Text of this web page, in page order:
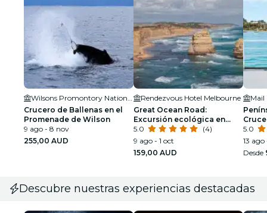
Crucero de Ballenas en el
Promenade de Wilson
9 ago - 8 nov
255,00 AUD
Rendezvous Hotel Melbourne
Great Ocean Road:
Excursión ecológica en
grupo reducido desde
Melbourne
5.0
(4)
9 ago - 1 oct
159,00 AUD
Mail
5.0
13 ago
Desde
Descubre nuestras experiencias destacadas